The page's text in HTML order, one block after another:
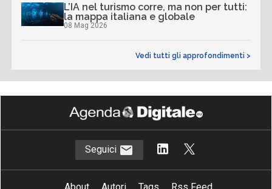
L’IA nel turismo corre, ma non per tutti:
la mappa italiana e globale
08 Mag 2026
Vedi tutti gli approfondimenti >
Seguici